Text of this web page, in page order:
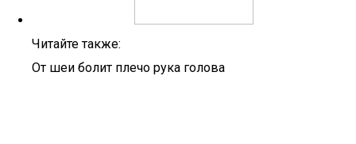
Читайте также:
От шеи болит плечо рука голова